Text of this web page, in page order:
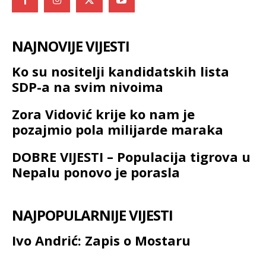
NAJNOVIJE VIJESTI
Ko su nositelji kandidatskih lista
SDP-a na svim nivoima
Zora Vidović krije ko nam je
pozajmio pola milijarde maraka
DOBRE VIJESTI – Populacija tigrova u
Nepalu ponovo je porasla
NAJPOPULARNIJE VIJESTI
Ivo Andrić: Zapis o Mostaru